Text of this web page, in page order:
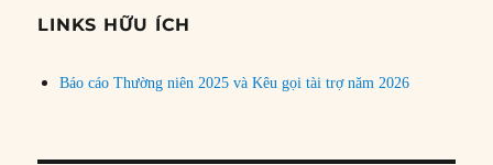
đề
LINKS HỮU ÍCH
Báo cáo Thường niên 2025 và Kêu gọi tài trợ năm 2026